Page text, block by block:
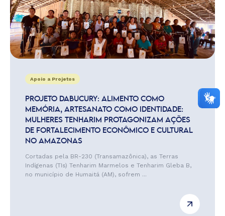
Apoio a Projetos
PROJETO DABUCURY: ALIMENTO COMO
MEMÓRIA, ARTESANATO COMO IDENTIDADE:
MULHERES TENHARIM PROTAGONIZAM AÇÕES
DE FORTALECIMENTO ECONÔMICO E CULTURAL
NO AMAZONAS
Cortadas pela BR-230 (Transamazônica), as Terras
Indígenas (TIs) Tenharim Marmelos e Tenharim Gleba B,
no município de Humaitá (AM), sofrem ...